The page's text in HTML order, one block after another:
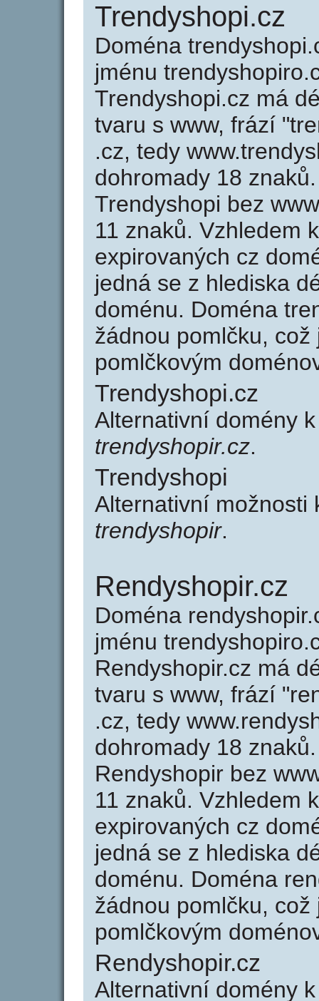
Trendyshopi.cz
Doména
jménu
Trendyshopi.cz má
tvaru s www, frází
.cz, tedy
dohromady 18
Trendyshopi bez
11 znaků. Vzhledem
expirovaných cz
jedná se z hlediska
doménu. Doména
žádnou pomlčku,
pomlčkovým
Trendyshopi.cz
Alternativní domény
trendyshopir.cz.
Trendyshopi
Alternativní možnosti
trendyshopir.
Rendyshopir.cz
Doména
jménu
Rendyshopir.cz má
tvaru s www, frází
.cz, tedy
dohromady 18
Rendyshopir bez
11 znaků. Vzhledem
expirovaných cz
jedná se z hlediska
doménu. Doména
žádnou pomlčku,
pomlčkovým
Rendyshopir.cz
Alternativní domény